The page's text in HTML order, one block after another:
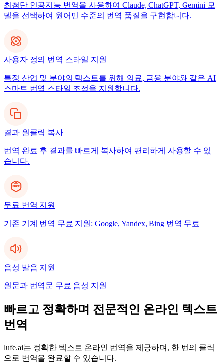
최첨단 인공지능 번역을 사용하여 Claude, ChatGPT, Gemini 모
델을 선택하여 원어민 수준의 번역 품질을 구현합니다.
사용자 정의 번역 스타일 지원
특정 산업 및 분야의 텍스트를 위해 의료, 금융 분야와 같은 AI
스마트 번역 스타일 조정을 지원합니다.
결과 원클릭 복사
번역 완료 후 결과를 빠르게 복사하여 편리하게 사용할 수 있
습니다.
무료 번역 지원
기존 기계 번역 무료 지원: Google, Yandex, Bing 번역 무료
음성 발음 지원
원문과 번역문 무료 음성 지원
빠르고 정확하며 전문적인 온라인 텍스트
번역
lufe.ai는 정확한 텍스트 온라인 번역을 제공하며, 한 번의 클릭
으로 번역을 완료할 수 있습니다.